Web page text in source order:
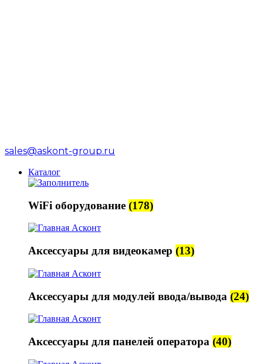
sales@askont-group.ru
Каталог
WiFi оборудование (178)
Аксессуары для видеокамер (13)
Аксессуары для модулей ввода/вывода (24)
Аксессуары для панелей оператора (40)